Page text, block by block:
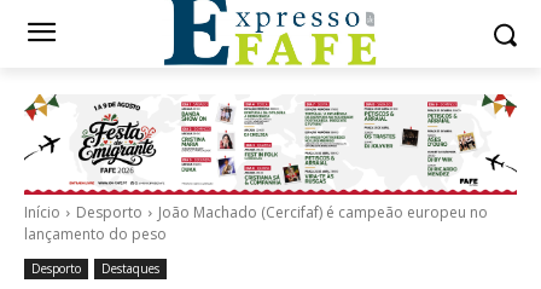
Início Desporto
João Machado (Cercifaf) é campeão europeu no
lançamento do peso
Desporto Destaques